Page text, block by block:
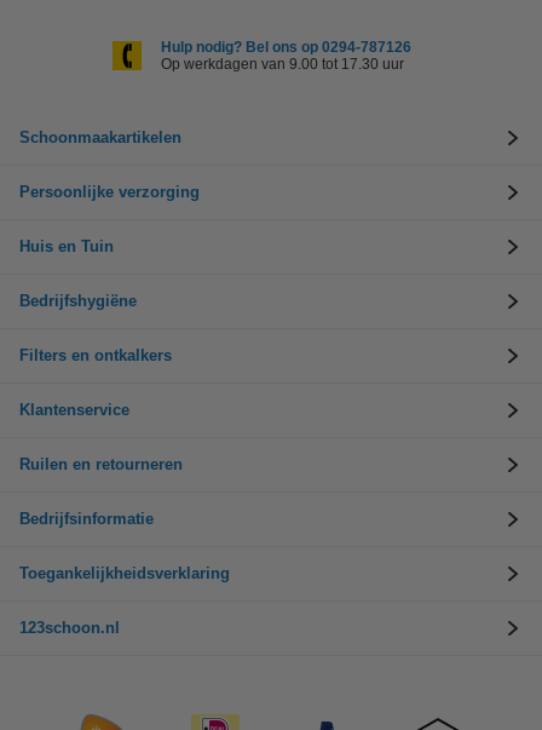
Hulp nodig? Bel ons op 0294-787126
Op werkdagen van 9.00 tot 17.30 uur
Schoonmaakartikelen
Persoonlijke verzorging
Huis en Tuin
Bedrijfshygiëne
Filters en ontkalkers
Klantenservice
Ruilen en retourneren
Bedrijfsinformatie
Toegankelijkheidsverklaring
123schoon.nl